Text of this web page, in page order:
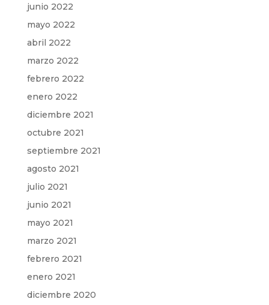
junio 2022
mayo 2022
abril 2022
marzo 2022
febrero 2022
enero 2022
diciembre 2021
octubre 2021
septiembre 2021
agosto 2021
julio 2021
junio 2021
mayo 2021
marzo 2021
febrero 2021
enero 2021
diciembre 2020